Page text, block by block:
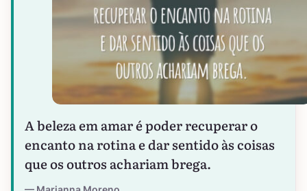
A beleza em amar é poder recuperar o
encanto na rotina e dar sentido às coisas
que os outros achariam brega.